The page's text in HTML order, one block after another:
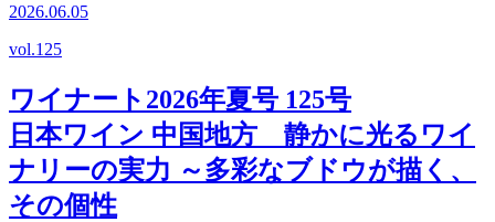
2026.06.05
vol.125
ワイナート2026年夏号 125号
日本ワイン 中国地方 静かに光るワイ
ナリーの実力 ～多彩なブドウが描く、
その個性